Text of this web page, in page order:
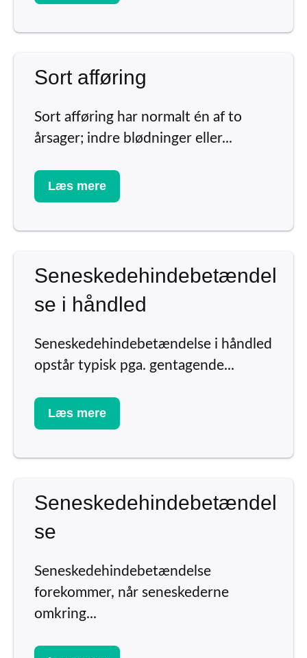
Sort afføring
Sort afføring har normalt én af to
årsager; indre blødninger eller...
Læs mere
Seneskedehindebetændel
se i håndled
Seneskedehindebetændelse i håndled
opstår typisk pga. gentagende...
Læs mere
Seneskedehindebetændel
se
Seneskedehindebetændelse
forekommer, når seneskederne
omkring...